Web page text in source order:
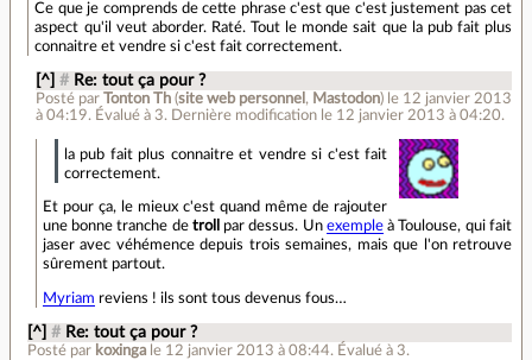
Ce que je comprends de cette phrase c'est que c'est justement pas cet
aspect qu'il veut aborder. Raté. Tout le monde sait que la pub fait plus
connaitre et vendre si c'est fait correctement.
[^] # Re: tout ça pour ?
Posté par Tonton Th(site web personnel , Mastodon) le 12 janvier 2013
à 04:19. Évalué à 3. Dernière modification le 12 janvier 2013 à 04:20.
la pub fait plus connaitre et vendre si c'est fait
correctement.
Et pour ça, le mieux c'est quand même de rajouter
une bonne tranche de troll par dessus. Un exempleà Toulouse, qui fait
jaser avec véhémence depuis trois semaines, mais que l'on retrouve
sûrement partout.
Myriam reviens ! ils sont tous devenus fous…
[^] # Re: tout ça pour ?
Posté par koxinga le 12 janvier 2013 à 08:44. Évalué à 3.